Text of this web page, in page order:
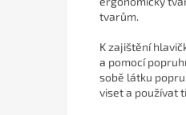
tvarům.
K zajištění
a pomocí
sobě látku
viset a používat